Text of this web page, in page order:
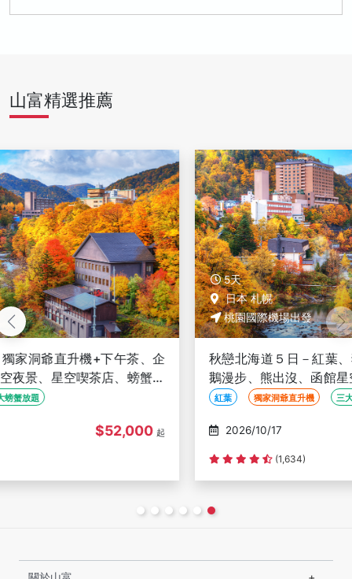
山富精選推薦
5天
日本 札幌
桃園國際機場出發
秋戀北海道５日－紅葉、獨家洞爺直升機+下午茶、企
鵝漫步、熊出沒、函館星空夜景、星空喫茶店、螃蟹壽
司、海膽、三大螃蟹放題
紅葉
2026/10/17 $52,000